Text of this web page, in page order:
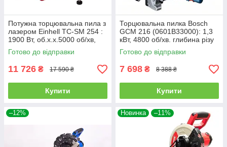
Потужна торцювальна пила з
лазером Einhell TC-SM 254 :
1900 Вт, об.х.х.5000 об/хв,
ширина/глибина різу 305х85
мм
Готово до відправки
11 726 ₴ 17 590 ₴
Купити
Торцювальна пилка Bosch
GCM 216 (0601B33000): 1,3
кВт, 4800 об/хв. глибина різу
123 мм, диск 216 мм
Готово до відправки
7 698 ₴ 8 388 ₴
Купити
–12% Новинка –11%